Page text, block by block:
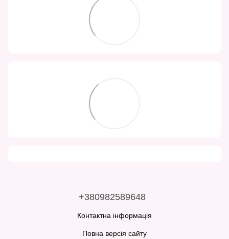
+380982589648
Контактна інформація
Повна версія сайту